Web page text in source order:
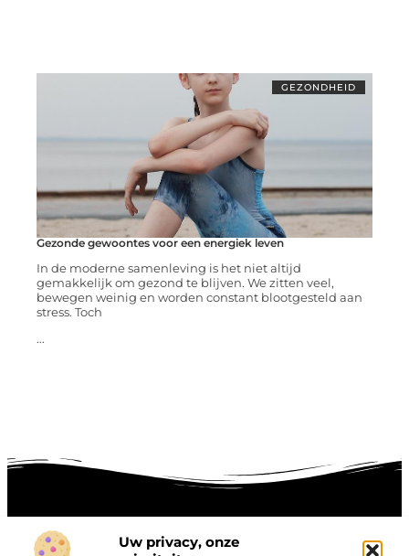
Uw privacy, onze
GEZONDHEID
Gezonde gewoontes voor een energiek leven
In de moderne samenleving is het niet altijd
gemakkelijk om gezond te blijven. We zitten veel,
bewegen weinig en worden constant blootgesteld aan
stress. Toch
...